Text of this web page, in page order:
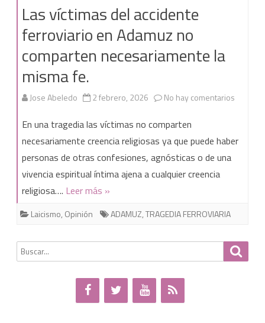
Las víctimas del accidente
ferroviario en Adamuz no
comparten necesariamente la
misma fe.
Jose Abeledo 2 febrero, 2026 No hay comentarios
víctimas
Adamuz
no
En una tragedia las víctimas no comparten
necesariamente creencia religiosas ya que puede haber
personas de otras confesiones, agnósticas o de una
vivencia espiritual íntima ajena a cualquier creencia
religiosa…. Leer más »
Laicismo, Opinión ADAMUZ,TRAGEDIA FERROVIARIA
Buscar
por: